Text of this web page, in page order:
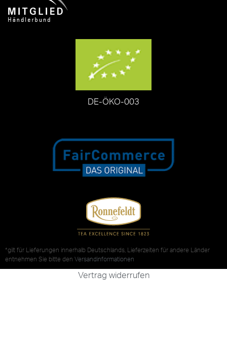
DE-ÖKO-003
*gilt für Lieferungen innerhalb Deutschlands, Lieferzeiten für andere Länder
entnehmen Sie bitte den Versandinformationen
Vertrag widerrufen